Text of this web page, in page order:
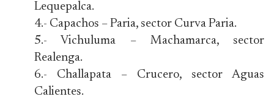
Lequepalca.
4.- Capachos – Paria, sector Curva Paria.
5.- Vichuluma – Machamarca, sector
Realenga.
6.- Challapata – Crucero, sector Aguas
Calientes.